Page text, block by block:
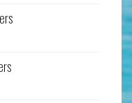
8 pers
pers